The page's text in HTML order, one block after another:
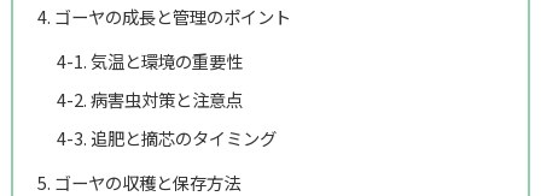
4. ゴーヤの成長と管理のポイント
4-1. 気温と環境の重要性
4-2. 病害虫対策と注意点
4-3. 追肥と摘芯のタイミング
5. ゴーヤの収穫と保存方法